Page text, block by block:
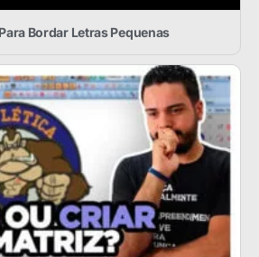
Bordar Letras Pequenas